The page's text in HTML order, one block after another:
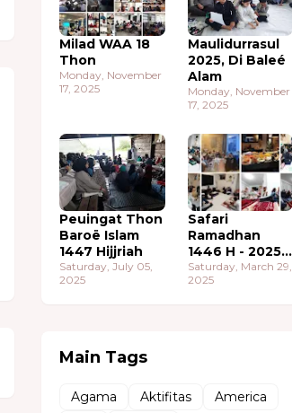
Milad WAA 18
Thon
Monday, November
17, 2025
Maulidurrasul
2025, Di Baleé
Alam
Monday, November
17, 2025
Peuingat Thon
Baroë Islam
1447 Hijjriah
Saturday, July 05,
2025
Safari
Ramadhan
1446 H - 2025
M
Saturday, March 29,
2025
Main Tags
Agama Aktifitas America